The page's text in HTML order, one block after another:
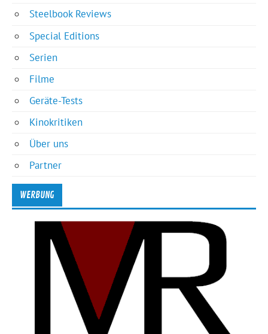
Steelbook Reviews
Special Editions
Serien
Filme
Geräte-Tests
Kinokritiken
Über uns
Partner
WERBUNG